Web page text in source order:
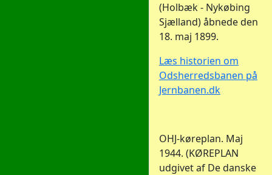
(Holbæk - Nykøbing
Sjælland) åbnede den
18. maj 1899.
Læs historien om
Odsherredsbanen på
Jernbanen.dk
OHJ-køreplan. Maj
1944. (KØREPLAN
udgivet af De danske